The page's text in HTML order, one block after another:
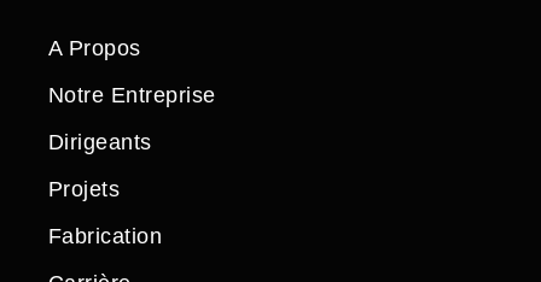
A Propos
Notre Entreprise
Dirigeants
Projets
Fabrication